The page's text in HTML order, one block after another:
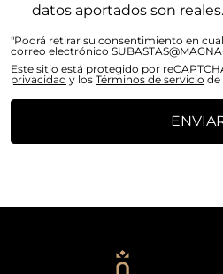
datos aportados son reales.
"Podrá retirar su consentimiento en
correo electrónico
Este sitio está protegido por
privacidad y los Términos de servicio de